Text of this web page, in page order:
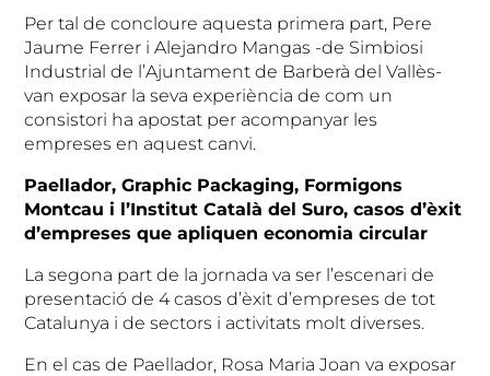
Per tal de concloure aquesta primera part, Pere
Jaume Ferrer i Alejandro Mangas -de Simbiosi
Industrial de l’Ajuntament de Barberà del Vallès-
van exposar la seva experiència de com un
consistori ha apostat per acompanyar les
empreses en aquest canvi.
Paellador, Graphic Packaging, Formigons
Montcau i l’Institut Català del Suro, casos d’èxit
d’empreses que apliquen economia circular
La segona part de la jornada va ser l’escenari de
presentació de 4 casos d’èxit d’empreses de tot
Catalunya i de sectors i activitats molt diverses.
En el cas de Paellador, Rosa Maria Joan va exposar